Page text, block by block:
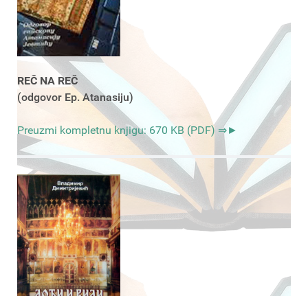
REČ NA REČ
(odgovor Ep. Atanasiju)
Preuzmi kompletnu knjigu: 670 KB (PDF) ⇒►